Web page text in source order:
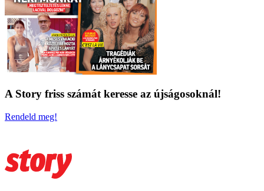
A Story friss számát keresse az újságosoknál!
Rendeld meg!